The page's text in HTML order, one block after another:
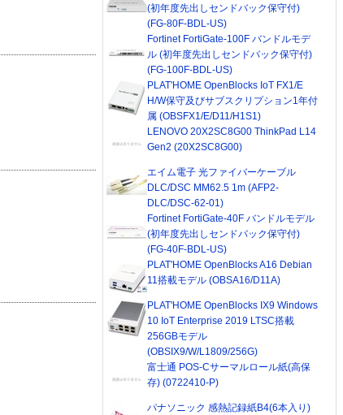
(初年度先出しセンドバック保守付)
(FG-80F-BDL-US)
Fortinet FortiGate-100F バンドルモデ
ル (初年度先出しセンドバック保守付)
(FG-100F-BDL-US)
PLAT'HOME OpenBlocks IoT FX1/E
H/W保守及びサブスクリプション1年付
属 (OBSFX1/E/D11/H1S1)
LENOVO 20X2SC8G00 ThinkPad L14
Gen2 (20X2SC8G00)
エイム電子 光ファイバーケーブル
DLC/DSC MM62.5 1m (AFP2-
DLC/DSC-62-01)
Fortinet FortiGate-40F バンドルモデル
(初年度先出しセンドバック保守付)
(FG-40F-BDL-US)
PLAT'HOME OpenBlocks A16 Debian
11搭載モデル (OBSA16/D11A)
PLAT'HOME OpenBlocks IX9 Windows
10 IoT Enterprise 2019 LTSC搭載
256GBモデル
(OBSIX9/W/L1809/256G)
富士通 POS-Cサーマルロール紙(高保
存) (0722410-P)
パナソニック 感熱記録紙B4(6本入り)